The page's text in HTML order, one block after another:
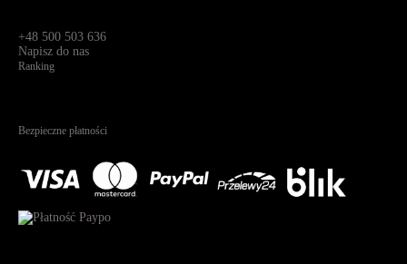
+48 500 503 636
Napisz do nas
Ranking
Bezpieczne płatności